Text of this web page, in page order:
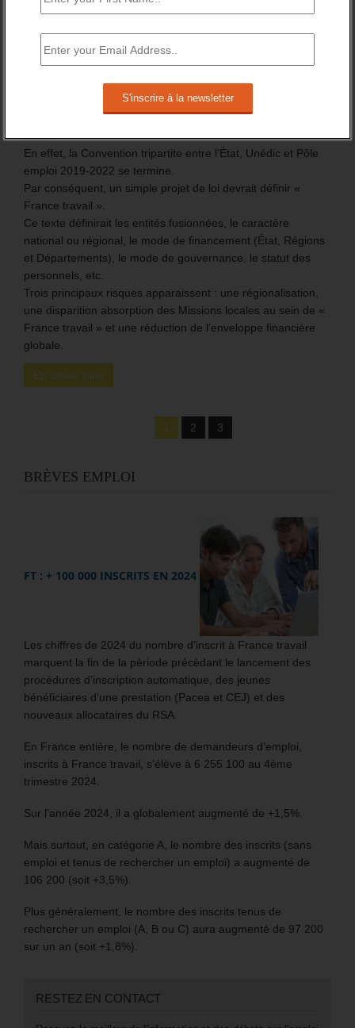
La création de « France Travail » devrait
être engagée dès cet été.
La création de « France travail » est annoncé pour l’été
2022.
En effet, la Convention tripartite entre l’État, Unédic et Pôle
emploi 2019-2022 se termine.
Par conséquent, un simple projet de loi devrait définir «
France travail ».
Ce texte définirait les entités fusionnées, le caractère
national ou régional, le mode de financement (État, Régions
et Départements), le mode de gouvernance, le statut des
personnels, etc.
Trois principaux risques apparaissent : une régionalisation,
une disparition absorption des Missions locales au sein de «
France travail » et une réduction de l’enveloppe financière
globale.
En savoir plus
1 2 3
BRÈVES EMPLOI
FT : + 100 000 INSCRITS EN 2024
Les chiffres de 2024 du nombre d’inscrit à France travail
marquent la fin de la période précédant le lancement des
procédures d’inscription automatique, des jeunes
bénéficiaires d’une prestation (Pacea et CEJ) et des
nouveaux allocataires du RSA.
En France entière, le nombre de demandeurs d’emploi,
inscrits à France travail, s’élève à 6 255 100 au 4ème
trimestre 2024.
Sur l’année 2024, il a globalement augmenté de +1,5%.
Mais surtout, en catégorie A, le nombre des inscrits (sans
emploi et tenus de rechercher un emploi) a augmenté de
106 200 (soit +3,5%).
Plus généralement, le nombre des inscrits tenus de
rechercher un emploi (A, B ou C) aura augmenté de 97 200
sur un an (soit +1,8%).
RESTEZ EN CONTACT